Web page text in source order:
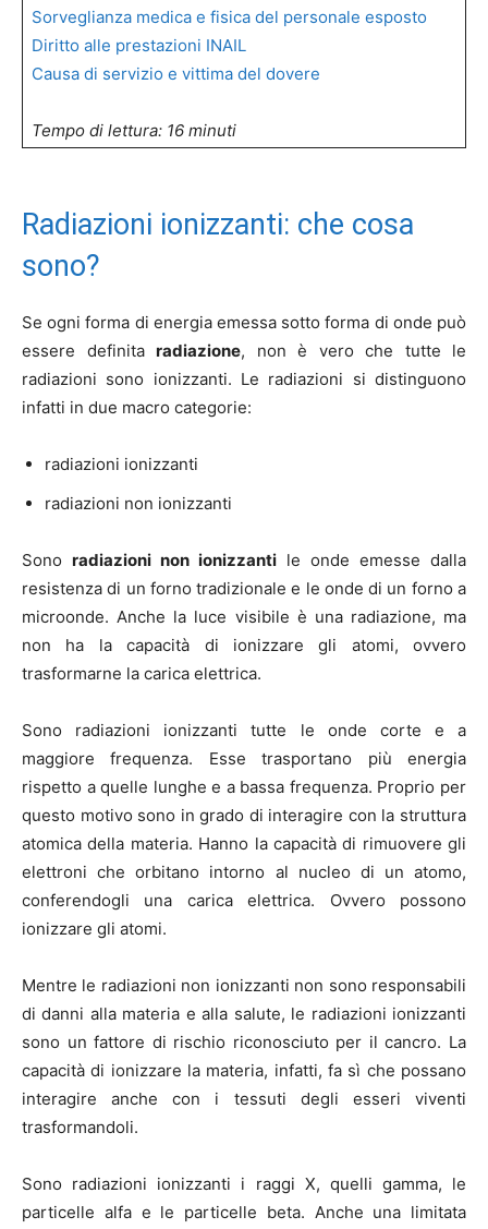
Sorveglianza medica e fisica del personale esposto
Diritto alle prestazioni INAIL
Causa di servizio e vittima del dovere
Tempo di lettura: 16 minuti
Radiazioni ionizzanti: che cosa
sono?
Se ogni forma di energia emessa sotto forma di onde può
essere definita radiazione, non è vero che tutte le
radiazioni sono ionizzanti. Le radiazioni si distinguono
infatti in due macro categorie:
radiazioni ionizzanti
radiazioni non ionizzanti
Sono radiazioni non ionizzanti le onde emesse dalla
resistenza di un forno tradizionale e le onde di un forno a
microonde. Anche la luce visibile è una radiazione, ma
non ha la capacità di ionizzare gli atomi, ovvero
trasformarne la carica elettrica.
Sono radiazioni ionizzanti tutte le onde corte e a
maggiore frequenza. Esse trasportano più energia
rispetto a quelle lunghe e a bassa frequenza. Proprio per
questo motivo sono in grado di interagire con la struttura
atomica della materia. Hanno la capacità di rimuovere gli
elettroni che orbitano intorno al nucleo di un atomo,
conferendogli una carica elettrica. Ovvero possono
ionizzare gli atomi.
Mentre le radiazioni non ionizzanti non sono responsabili
di danni alla materia e alla salute, le radiazioni ionizzanti
sono un fattore di rischio riconosciuto per il cancro. La
capacità di ionizzare la materia, infatti, fa sì che possano
interagire anche con i tessuti degli esseri viventi
trasformandoli.
Sono radiazioni ionizzanti i raggi X, quelli gamma, le
particelle alfa e le particelle beta. Anche una limitata